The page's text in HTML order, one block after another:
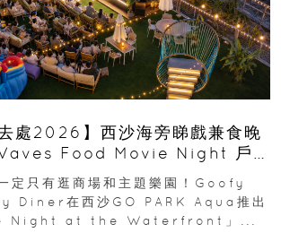
去處2026】西沙海旁睇戲兼食晚
Food Movie Night 戶
場
定只有逛商場和主題樂園！Goofy
Diner在西沙GO PARK Aqua推出
Night at the Waterfront」...